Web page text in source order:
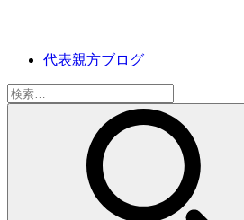
代表親方ブログ
検
索: